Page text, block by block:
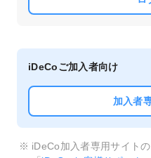
iDeCoご加入者向け
加入者
iDeCo加入者専用サイト